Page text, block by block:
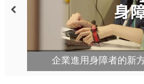
企業進用身障者的新